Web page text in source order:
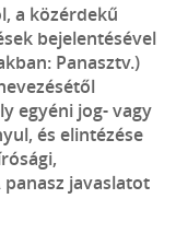
a közérdekű
bejelentésével
Panasztv.)
egyéni jog- vagy
és elintézése
panasz javaslatot